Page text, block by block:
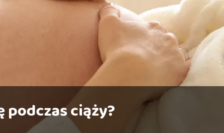
podczas ciąży?